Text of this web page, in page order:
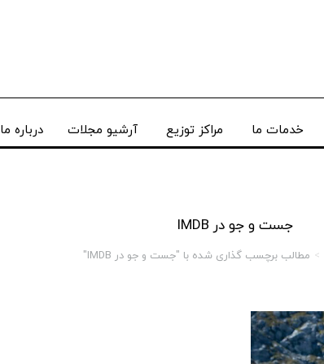
خدمات ما مراکز توزیع آرشیو مجلات درباره ما
جست و جو در IMDB
مطالب برچسب گذاری شده با "جست و جو در IMDB"